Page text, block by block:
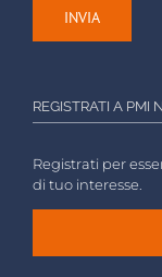
REGISTRATI A PMI
Registrati per
di tuo interesse.